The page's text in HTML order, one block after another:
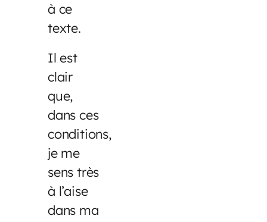
à ce
texte.
Il est
clair
que,
dans ces
conditions,
je me
sens très
à l’aise
dans ma